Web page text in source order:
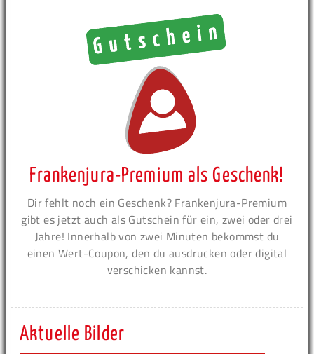
Frankenjura-Premium als Geschenk!
Dir fehlt noch ein Geschenk? Frankenjura-Premium
gibt es jetzt auch als Gutschein für ein, zwei oder drei
Jahre! Innerhalb von zwei Minuten bekommst du
einen Wert-Coupon, den du ausdrucken oder digital
verschicken kannst.
Aktuelle Bilder